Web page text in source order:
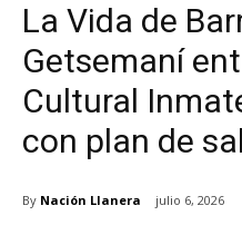
La Vida de
Getsemaní
Cultural
con plan de
By Nación Llanera julio 6, 2026